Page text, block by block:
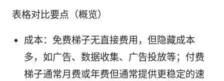
表格对比要点（概览）
成本：免费梯子无直接费用，但隐藏成本
多，如广告、数据收集、广告投放等；付费
梯子通常月费或年费但通常提供更稳定的速